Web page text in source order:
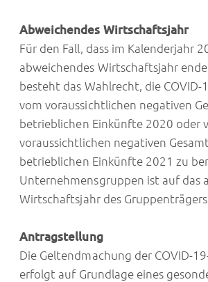
Abweichendes Wirtschaftsjahr
Für den Fall, dass im Kalenderjahr
abweichendes Wirtschaftsjahr
besteht das Wahlrecht, die COVID-
vom voraussichtlichen negativen
betrieblichen Einkünfte 2020 oder
voraussichtlichen negativen
betrieblichen Einkünfte 2021 zu
Unternehmensgruppen ist auf das
Wirtschaftsjahr des
Antragstellung
Die Geltendmachung der COVID-
erfolgt auf Grundlage eines